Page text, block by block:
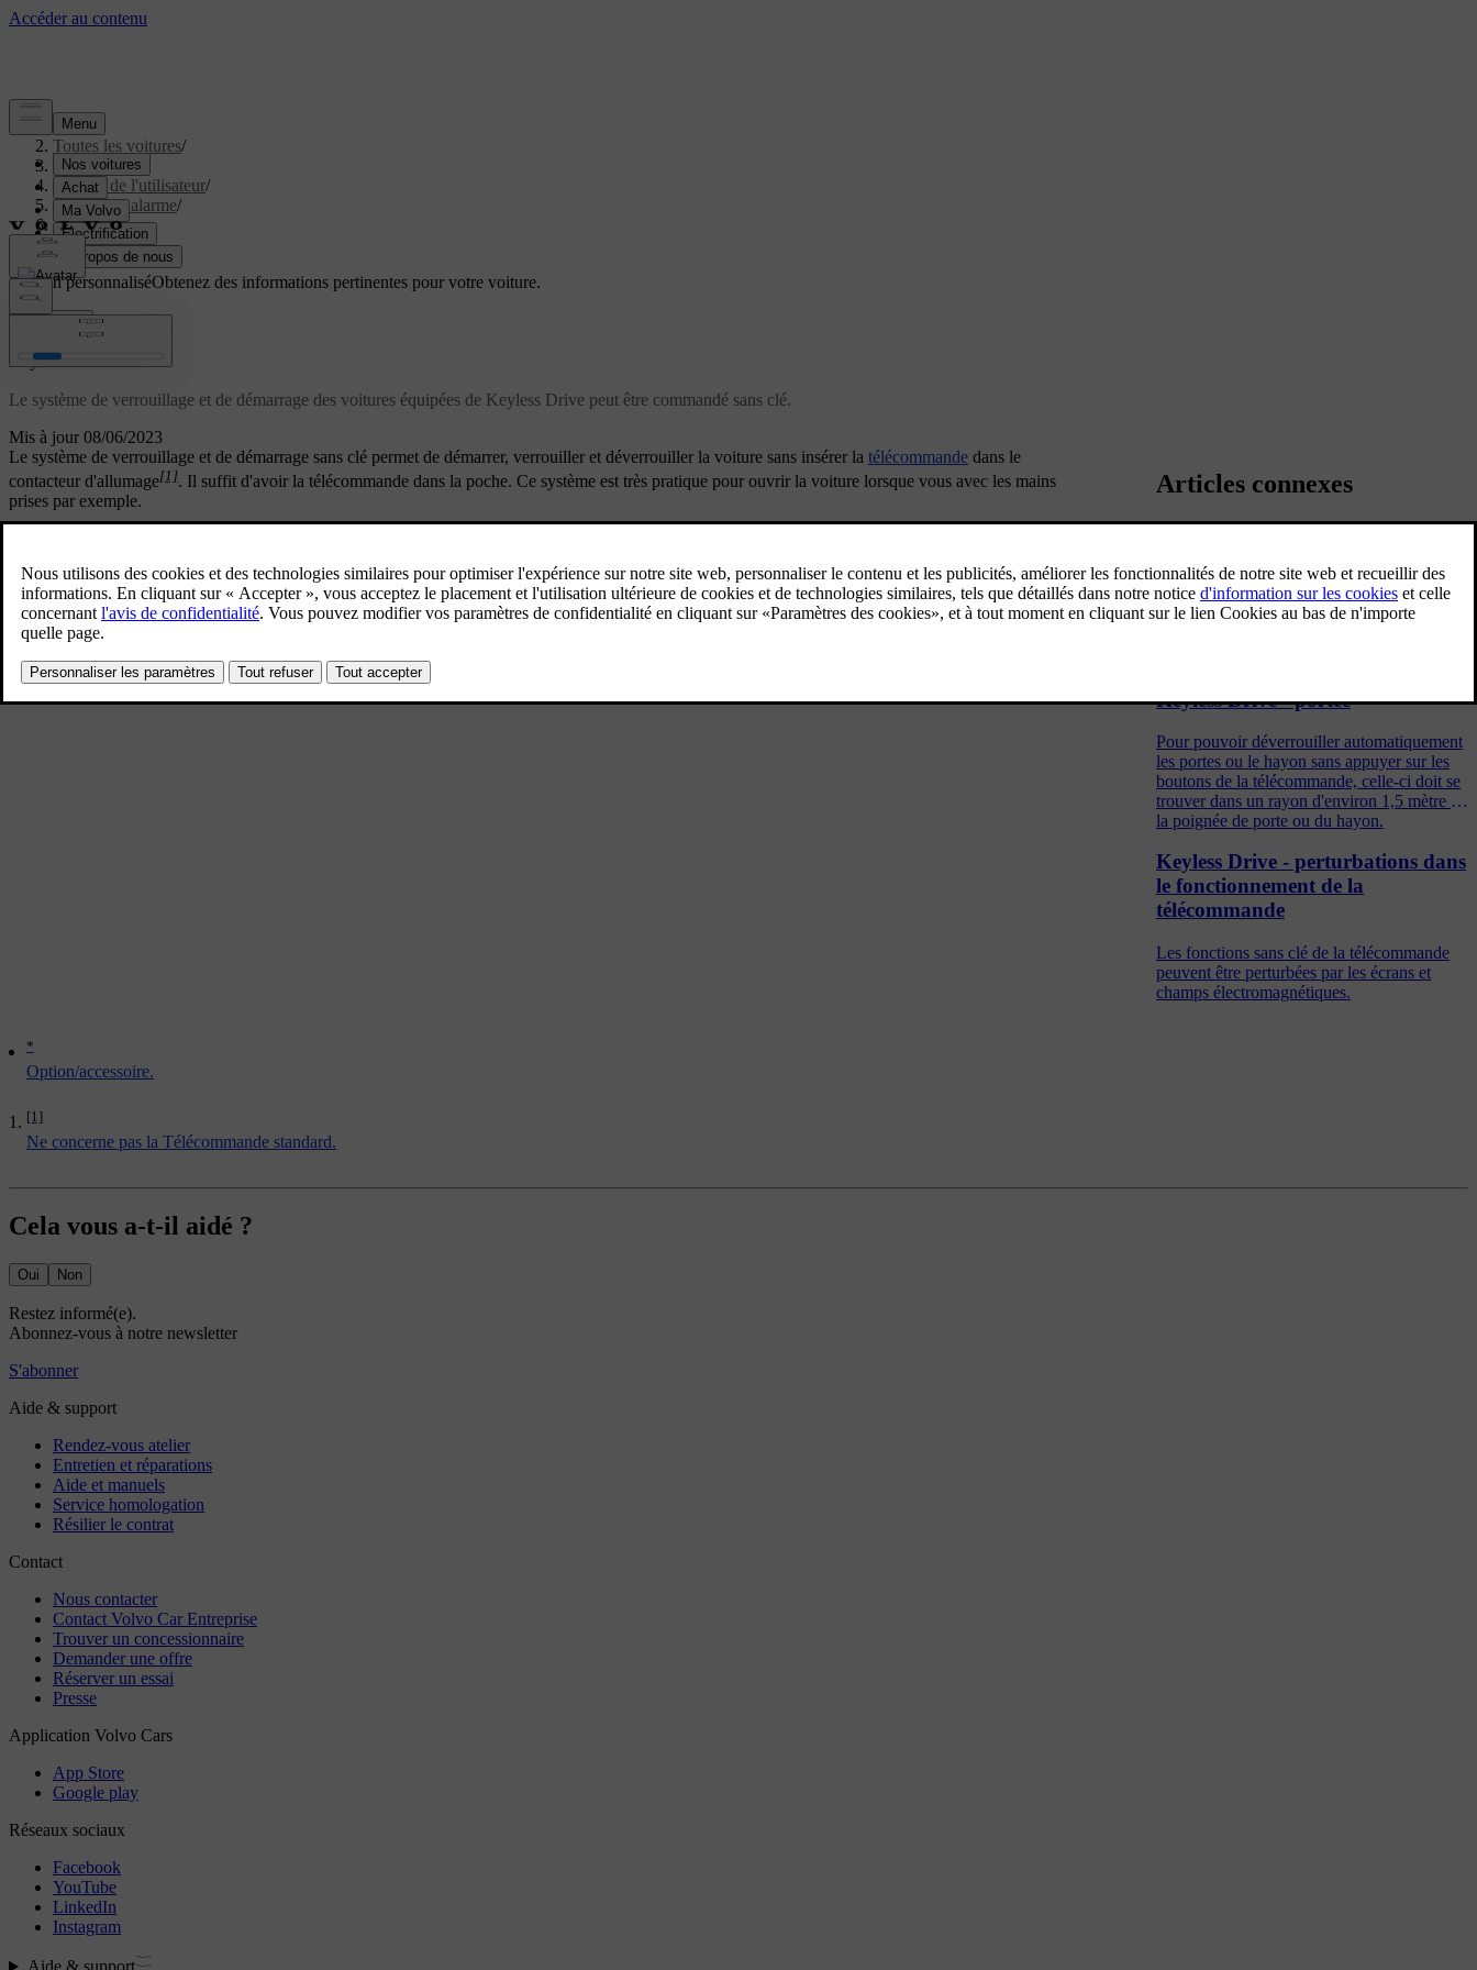
Aide/
Toutes les voitures/
V40 2019/
Manuel de l'utilisateur/
Serrures et alarme/
Keyless/
Keyless Drive
Soutien personnaliséObtenez des informations pertinentes pour votre voiture.
Connexion
Mis à jour 08/06/2023
Keyless Drive
Le système de verrouillage et de démarrage des voitures équipées de Keyless Drive peut être commandé sans clé.
Le système de verrouillage et de démarrage sans clé permet de démarrer, verrouiller et déverrouiller la voiture sans insérer la télécommande dans le
contacteur d'allumage[1]. Il suffit d'avoir la télécommande dans la poche. Ce système est très pratique pour ouvrir la voiture lorsque vous avec les mains
prises par exemple.
La télécommande permet d'actionner le système électrique de la voiture selon trois niveaux, lespositions de contact0,IetII.
*
Option/accessoire.
[1]
Ne concerne pas la Télécommande standard.
Articles connexes
correcte de la télécommande
Prenez grand soin de toutes les
Keyless Drive - portée
Pour pouvoir déverrouiller automatiquement
les portes ou le hayon sans appuyer sur les
boutons de la télécommande, celle-ci doit se
trouver dans un rayon d'environ 1,5 mètre de
la poignée de porte ou du hayon.
Keyless Drive - perturbations dans
le fonctionnement de la
télécommande
Les fonctions sans clé de la télécommande
peuvent être perturbées par les écrans et
champs électromagnétiques.
Cela vous a-t-il aidé ?
Oui Non